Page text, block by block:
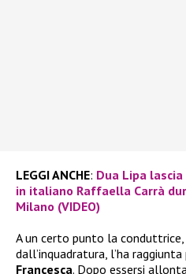
LEGGI ANCHE: Dua Lipa
in italiano Raffaella Carrà
Milano (VIDEO)
A un certo punto la
dall’inquadratura, l’ha raggiunta
Francesca. Dopo essersi